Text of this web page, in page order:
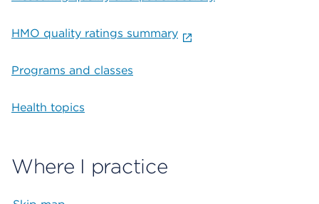
HMO quality ratings summary
Programs and classes
Health topics
Where I practice